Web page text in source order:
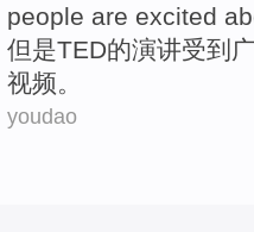
people are excited
但是TED的演讲受到
视频。
youdao